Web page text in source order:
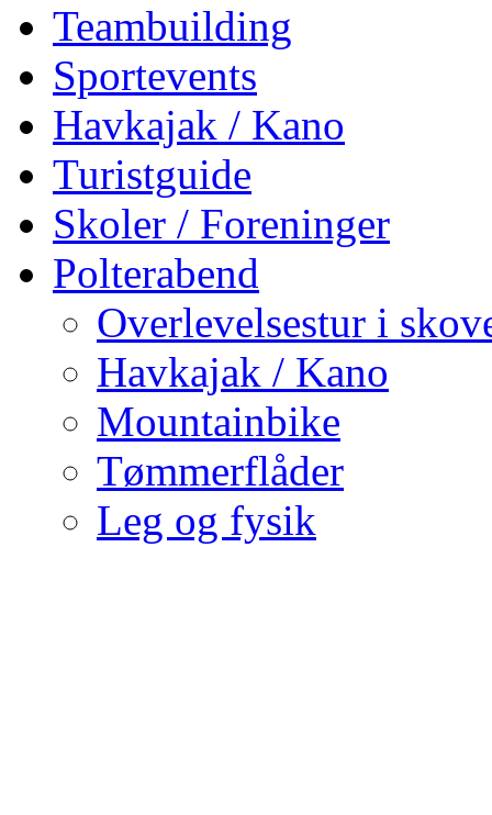
Teambuilding
Sportevents
Havkajak / Kano
Turistguide
Skoler / Foreninger
Polterabend
Overlevelsestur i
Havkajak / Kano
Mountainbike
Tømmerflåder
Leg og fysik